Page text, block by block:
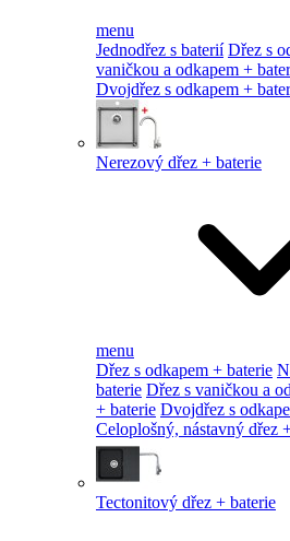
menu
Jednodřez s baterií Dřez s
vaničkou a odkapem +
Dvojdřez s odkapem +
Nerezový dřez + baterie
menu
Dřez s odkapem + baterie
baterie Dřez s vaničkou a
+ baterie Dvojdřez s
Celoplošný, nástavný dřez
Tectonitový dřez + baterie